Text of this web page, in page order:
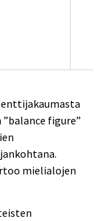
”balance figure”
mielialojen